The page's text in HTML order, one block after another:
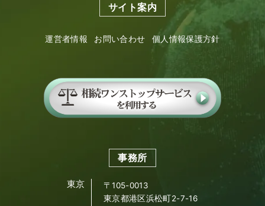
サイト案内
運営者情報 お問い合わせ 個人情報保護方針
事務所
東京
〒105-0013
東京都港区浜松町2-7-16